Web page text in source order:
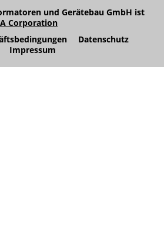
und Gerätebau GmbH ist
Corporation
Datenschutz
Impressum